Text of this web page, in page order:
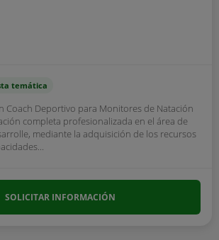
temática
Coach Deportivo para Monitores de Natación
completa profesionalizada en el área de
mediante la adquisición de los recursos
SOLICITAR INFORMACIÓN